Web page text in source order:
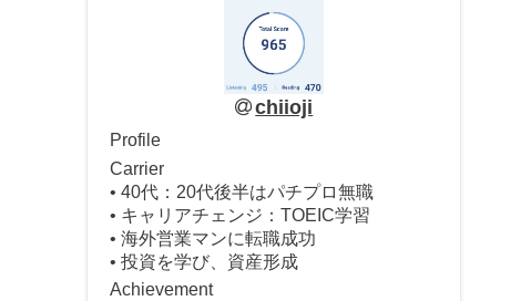
chiioji
Profile
Carrier
• 40代：20代後半はパチプロ無職
• キャリアチェンジ：TOEIC学習
• 海外営業マンに転職成功
• 投資を学び、資産形成
Achievement